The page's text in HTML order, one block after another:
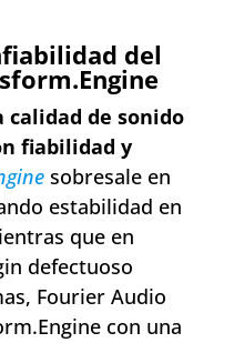
del
calidad de sonido
fiabilidad y
sobresale en
estabilidad en
que en
defectuoso
Fourier Audio
con una